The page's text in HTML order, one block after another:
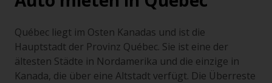
Québec liegt im Osten Kanadas und ist die
Hauptstadt der Provinz Québec. Sie ist eine der
ältesten Städte in Nordamerika und die einzige in
Kanada, die über eine Altstadt verfügt. Die Überreste